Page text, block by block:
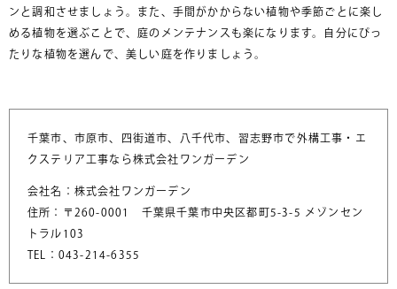
ンと調和させましょう。また、手間がかからない植物や季節ごとに楽し
める植物を選ぶことで、庭のメンテナンスも楽になります。自分にぴっ
たりな植物を選んで、美しい庭を作りましょう。
千葉市、市原市、四街道市、八千代市、習志野市で外構工事・エ
クステリア工事なら株式会社ワンガーデン
会社名：株式会社ワンガーデン
住所：〒260-0001 千葉県千葉市中央区都町5-3-5 メゾンセン
トラル103
TEL：043-214-6355